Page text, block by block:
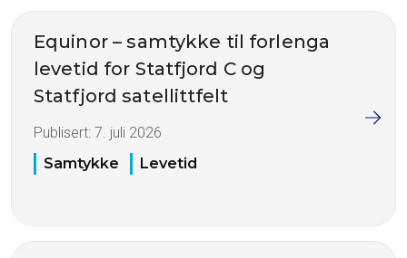
Equinor – samtykke til forlenga
levetid for Statfjord C og
Statfjord satellittfelt
Publisert: 7. juli 2026
Samtykke
Levetid